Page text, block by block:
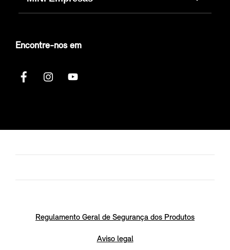
Encontre-nos em
Regulamento Geral de Segurança dos Produtos
Aviso legal